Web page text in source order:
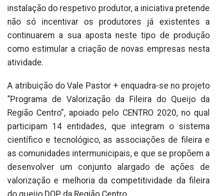
instalação do respetivo produtor, a iniciativa pretende
não só incentivar os produtores já existentes a
continuarem a sua aposta neste tipo de produção
como estimular a criação de novas empresas nesta
atividade.
A atribuição do Vale Pastor + enquadra-se no projeto
“Programa de Valorização da Fileira do Queijo da
Região Centro”, apoiado pelo CENTRO 2020, no qual
participam 14 entidades, que integram o sistema
científico e tecnológico, as associações de fileira e
as comunidades intermunicipais, e que se propõem a
desenvolver um conjunto alargado de ações de
valorização e melhoria da competitividade da fileira
do queijo DOP da Região Centro.